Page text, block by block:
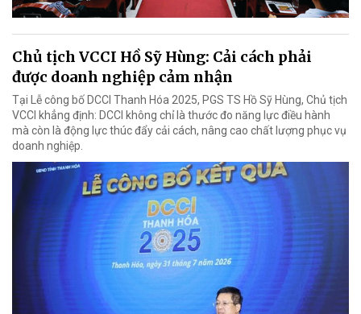
Chủ tịch VCCI Hồ Sỹ Hùng: Cải cách phải
được doanh nghiệp cảm nhận
Tại Lễ công bố DCCI Thanh Hóa 2025, PGS TS Hồ Sỹ Hùng, Chủ tịch
VCCI khẳng định: DCCI không chỉ là thước đo năng lực điều hành
mà còn là động lực thúc đẩy cải cách, nâng cao chất lượng phục vụ
doanh nghiệp.